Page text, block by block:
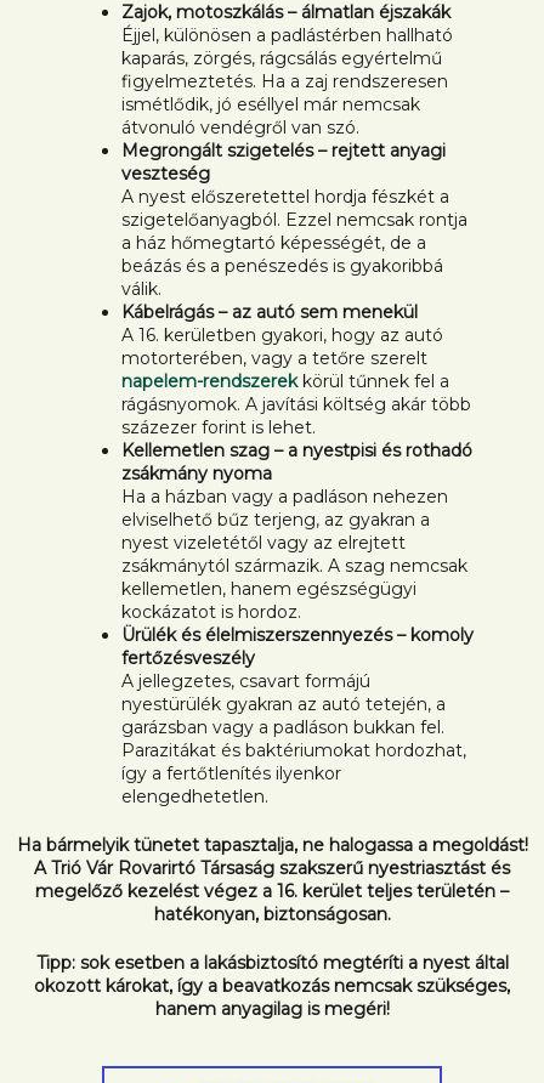
Zajok, motoszkálás – álmatlan éjszakák
Éjjel, különösen a padlástérben hallható
kaparás, zörgés, rágcsálás egyértelmű
figyelmeztetés. Ha a zaj rendszeresen
ismétlődik, jó eséllyel már nemcsak
átvonuló vendégről van szó.
Megrongált szigetelés – rejtett anyagi
veszteség
A nyest előszeretettel hordja fészkét a
szigetelőanyagból. Ezzel nemcsak rontja
a ház hőmegtartó képességét, de a
beázás és a penészedés is gyakoribbá
válik.
Kábelrágás – az autó sem menekül
A 16. kerületben gyakori, hogy az autó
motorterében, vagy a tetőre szerelt
napelem-rendszerekkörül tűnnek fel a
rágásnyomok. A javítási költség akár több
százezer forint is lehet.
Kellemetlen szag – a nyestpisi és rothadó
zsákmány nyoma
Ha a házban vagy a padláson nehezen
elviselhető bűz terjeng, az gyakran a
nyest vizeletétől vagy az elrejtett
zsákmánytól származik. A szag nemcsak
kellemetlen, hanem egészségügyi
kockázatot is hordoz.
Ürülék és élelmiszerszennyezés – komoly
fertőzésveszély
A jellegzetes, csavart formájú
nyestürülék gyakran az autó tetején, a
garázsban vagy a padláson bukkan fel.
Parazitákat és baktériumokat hordozhat,
így a fertőtlenítés ilyenkor
elengedhetetlen.
Ha bármelyik tünetet tapasztalja, ne halogassa a megoldást!
A Trió Vár Rovarirtó Társaság szakszerű nyestriasztást és
megelőző kezelést végez a 16. kerület teljes területén –
hatékonyan, biztonságosan.
Tipp: sok esetben a lakásbiztosító megtéríti a nyest által
okozott károkat, így a beavatkozás nemcsak szükséges,
hanem anyagilag is megéri!